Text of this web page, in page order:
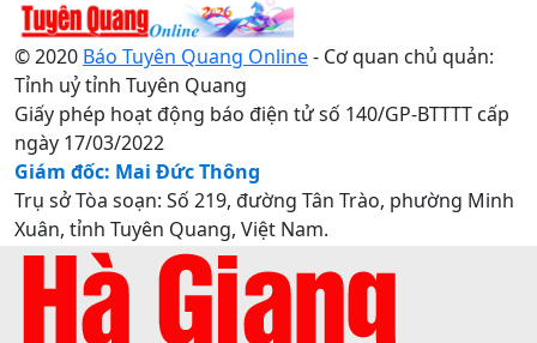
© 2020 Báo Tuyên Quang Online- Cơ quan chủ quản:
Tỉnh uỷ tỉnh Tuyên Quang
Giấy phép hoạt động báo điện tử số 140/GP-BTTTT cấp
ngày 17/03/2022
Giám đốc: Mai Đức Thông
Trụ sở Tòa soạn: Số 219, đường Tân Trào, phường Minh
Xuân, tỉnh Tuyên Quang, Việt Nam.
Điện thoại: 0207.3822820 - 0207.3817155 / Fax:
0207.3822821 - Email:
baotuyenquang.com.vn@gmail.com